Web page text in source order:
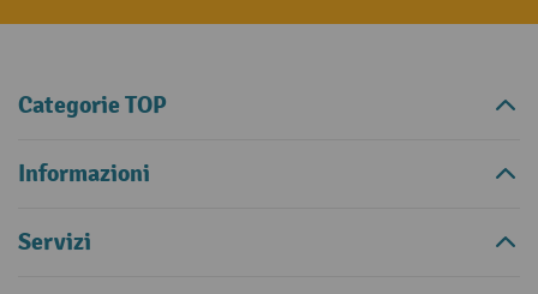
Categorie TOP
Informazioni
Servizi